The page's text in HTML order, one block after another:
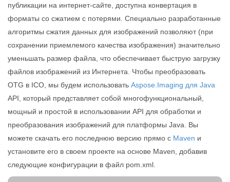
публикации на интернет-сайте, доступна конвертация в
форматы со сжатием с потерями. Специально разработанные
алгоритмы сжатия данных для изображений позволяют (при
сохранении приемлемого качества изображения) значительно
уменьшать размер файла, что обеспечивает быструю загрузку
файлов изображений из Интернета. Чтобы преобразовать
OTG в ICO, мы будем использовать Aspose.Imaging для Java
API, который представляет собой многофункциональный,
мощный и простой в использовании API для обработки и
преобразования изображений для платформы Java. Вы
можете скачать его последнюю версию прямо с Maven и
установите его в своем проекте на основе Maven, добавив
следующие конфигурации в файл pom.xml.